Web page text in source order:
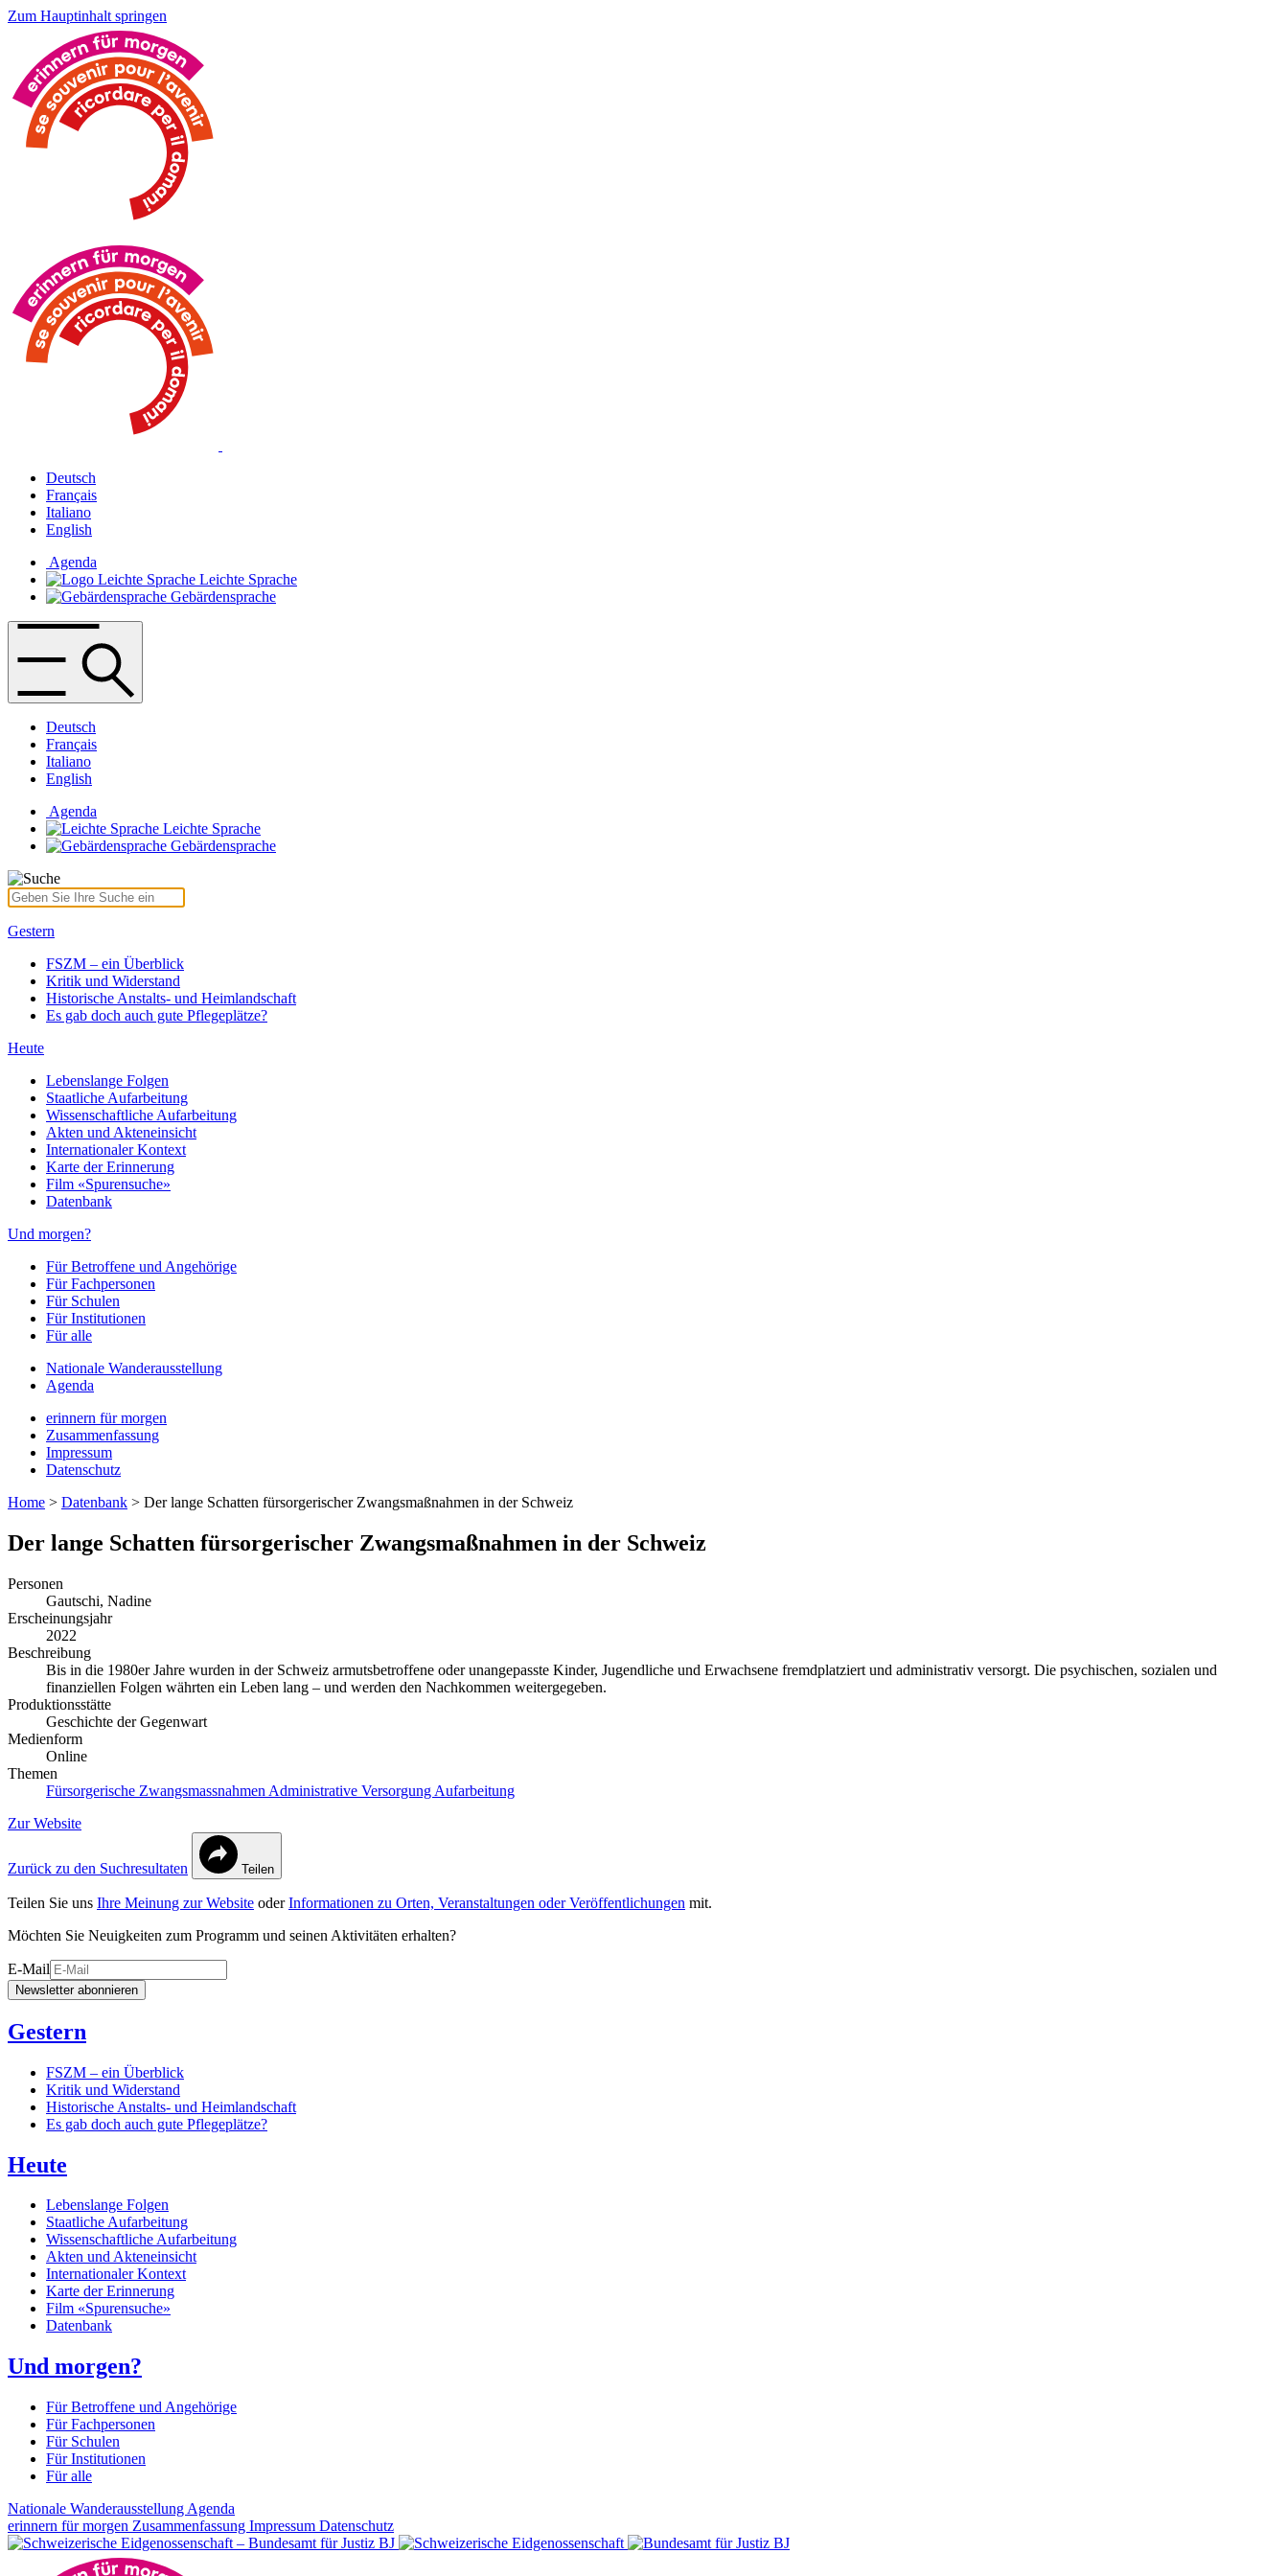
Zum Hauptinhalt springen
Deutsch
Français
Italiano
English
Agenda
Leichte Sprache
Gebärdensprache
Deutsch
Français
Italiano
English
Agenda
Leichte Sprache
Gebärdensprache
Gestern
FSZM – ein Überblick
Kritik und Widerstand
Historische Anstalts- und Heimlandschaft
Es gab doch auch gute Pflegeplätze?
Heute
Lebenslange Folgen
Staatliche Aufarbeitung
Wissenschaftliche Aufarbeitung
Akten und Akteneinsicht
Internationaler Kontext
Karte der Erinnerung
Film «Spurensuche»
Datenbank
Und morgen?
Für Betroffene und Angehörige
Für Fachpersonen
Für Schulen
Für Institutionen
Für alle
Nationale Wanderausstellung
Agenda
erinnern für morgen
Zusammenfassung
Impressum
Datenschutz
Home > Datenbank > Der lange Schatten fürsorgerischer Zwangsmaßnahmen in der Schweiz
Der lange Schatten fürsorgerischer Zwangsmaßnahmen in der Schweiz
Personen
Gautschi, Nadine
Erscheinungsjahr
2022
Beschreibung
Bis in die 1980er Jahre wurden in der Schweiz armutsbetroffene oder unangepasste Kinder, Jugendliche und Erwachsene fremdplatziert und administrativ versorgt. Die psychischen, sozialen und
finanziellen Folgen währten ein Leben lang – und werden den Nachkommen weitergegeben.
Produktionsstätte
Geschichte der Gegenwart
Medienform
Online
Themen
Fürsorgerische Zwangsmassnahmen Administrative Versorgung Aufarbeitung
Zur Website
Zurück zu den Suchresultaten Teilen
Teilen Sie uns Ihre Meinung zur Website oderInformationen zu Orten, Veranstaltungen oder Veröffentlichungen mit.
Möchten Sie Neuigkeiten zum Programm und seinen Aktivitäten erhalten?
E-Mail
Newsletter abonnieren
Gestern
FSZM – ein Überblick
Kritik und Widerstand
Historische Anstalts- und Heimlandschaft
Es gab doch auch gute Pflegeplätze?
Heute
Lebenslange Folgen
Staatliche Aufarbeitung
Wissenschaftliche Aufarbeitung
Akten und Akteneinsicht
Internationaler Kontext
Karte der Erinnerung
Film «Spurensuche»
Datenbank
Und morgen?
Für Betroffene und Angehörige
Für Fachpersonen
Für Schulen
Für Institutionen
Für alle
Nationale Wanderausstellung Agenda
erinnern für morgen Zusammenfassung Impressum Datenschutz